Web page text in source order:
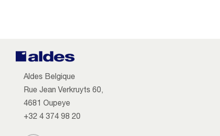
Aldes Belgique
Rue Jean Verkruyts 60,
4681 Oupeye
+32 4 374 98 20